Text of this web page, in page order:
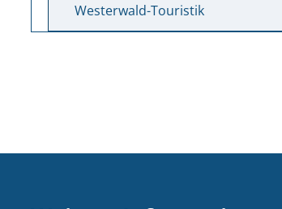
Westerwald-Touristik